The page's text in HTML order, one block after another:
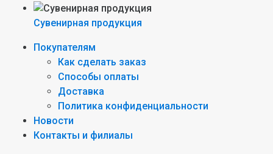
Сувенирная продукция
Покупателям
Как сделать заказ
Способы оплаты
Доставка
Политика конфиденциальности
Новости
Контакты и филиалы